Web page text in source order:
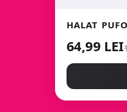
HALAT
64,99 LEI